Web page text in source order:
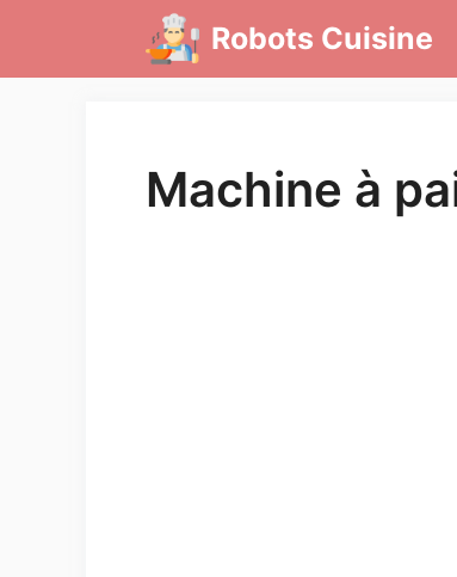
contenu
Robots Cuisine
Machine à